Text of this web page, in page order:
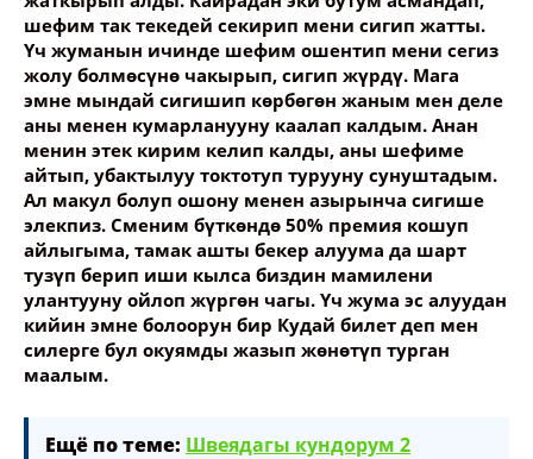
шефим так текедей секирип мени сигип жатты.
Үч жуманын ичинде шефим ошентип мени сегиз
жолу болмөсүнө чакырып, сигип жүрдү. Мага
эмне мындай сигишип көрбөгөн жаным мен деле
аны менен кумарланууну каалап калдым. Анан
менин этек кирим келип калды, аны шефиме
айтып, убактылуу токтотуп турууну сунуштадым.
Ал макул болуп ошону менен азырынча сигише
элекпиз. Сменим бүткөндө 50% премия кошуп
айлыгыма, тамак ашты бекер алуума да шарт
тузүп берип иши кылса биздин мамилени
улантууну ойлоп жүргөн чагы. Үч жума эс алуудан
кийин эмне болоорун бир Кудай билет деп мен
силерге бул окуямды жазып жөнөтүп турган
маалым.
Ещё по теме: Швеядагы кундорум 2